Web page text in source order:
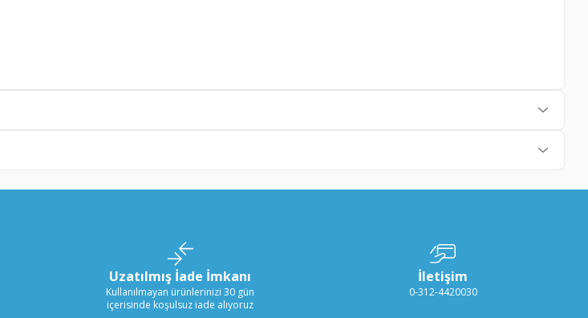
Uzatılmış İade İmkanı
Kullanılmayan ürünlerinizi 30 gün
içerisinde koşulsuz iade alıyoruz
İletişim
0-312-4420030